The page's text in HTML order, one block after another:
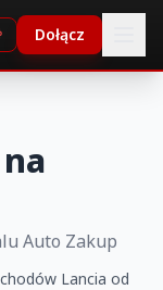
Dołącz
Auto Zakup
Lancia od